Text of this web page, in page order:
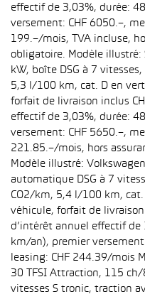
effectif de 3,03%, durée:
versement: CHF 6050.–,
199.–/mois, TVA incluse,
obligatoire. Modèle
kW, boîte DSG à 7
5,3 l/100 km, cat. D en
forfait de livraison inclus
effectif de 3,03%, durée:
versement: CHF 5650.–,
221.85.–/mois, hors
Modèle illustré:
automatique DSG à 7
CO2/km, 5,4 l/100 km, cat.
véhicule, forfait de livraison
d’intérêt annuel effectif
km/an), premier
leasing: CHF 244.39/mois
30 TFSI Attraction, 115
vitesses S tronic, traction